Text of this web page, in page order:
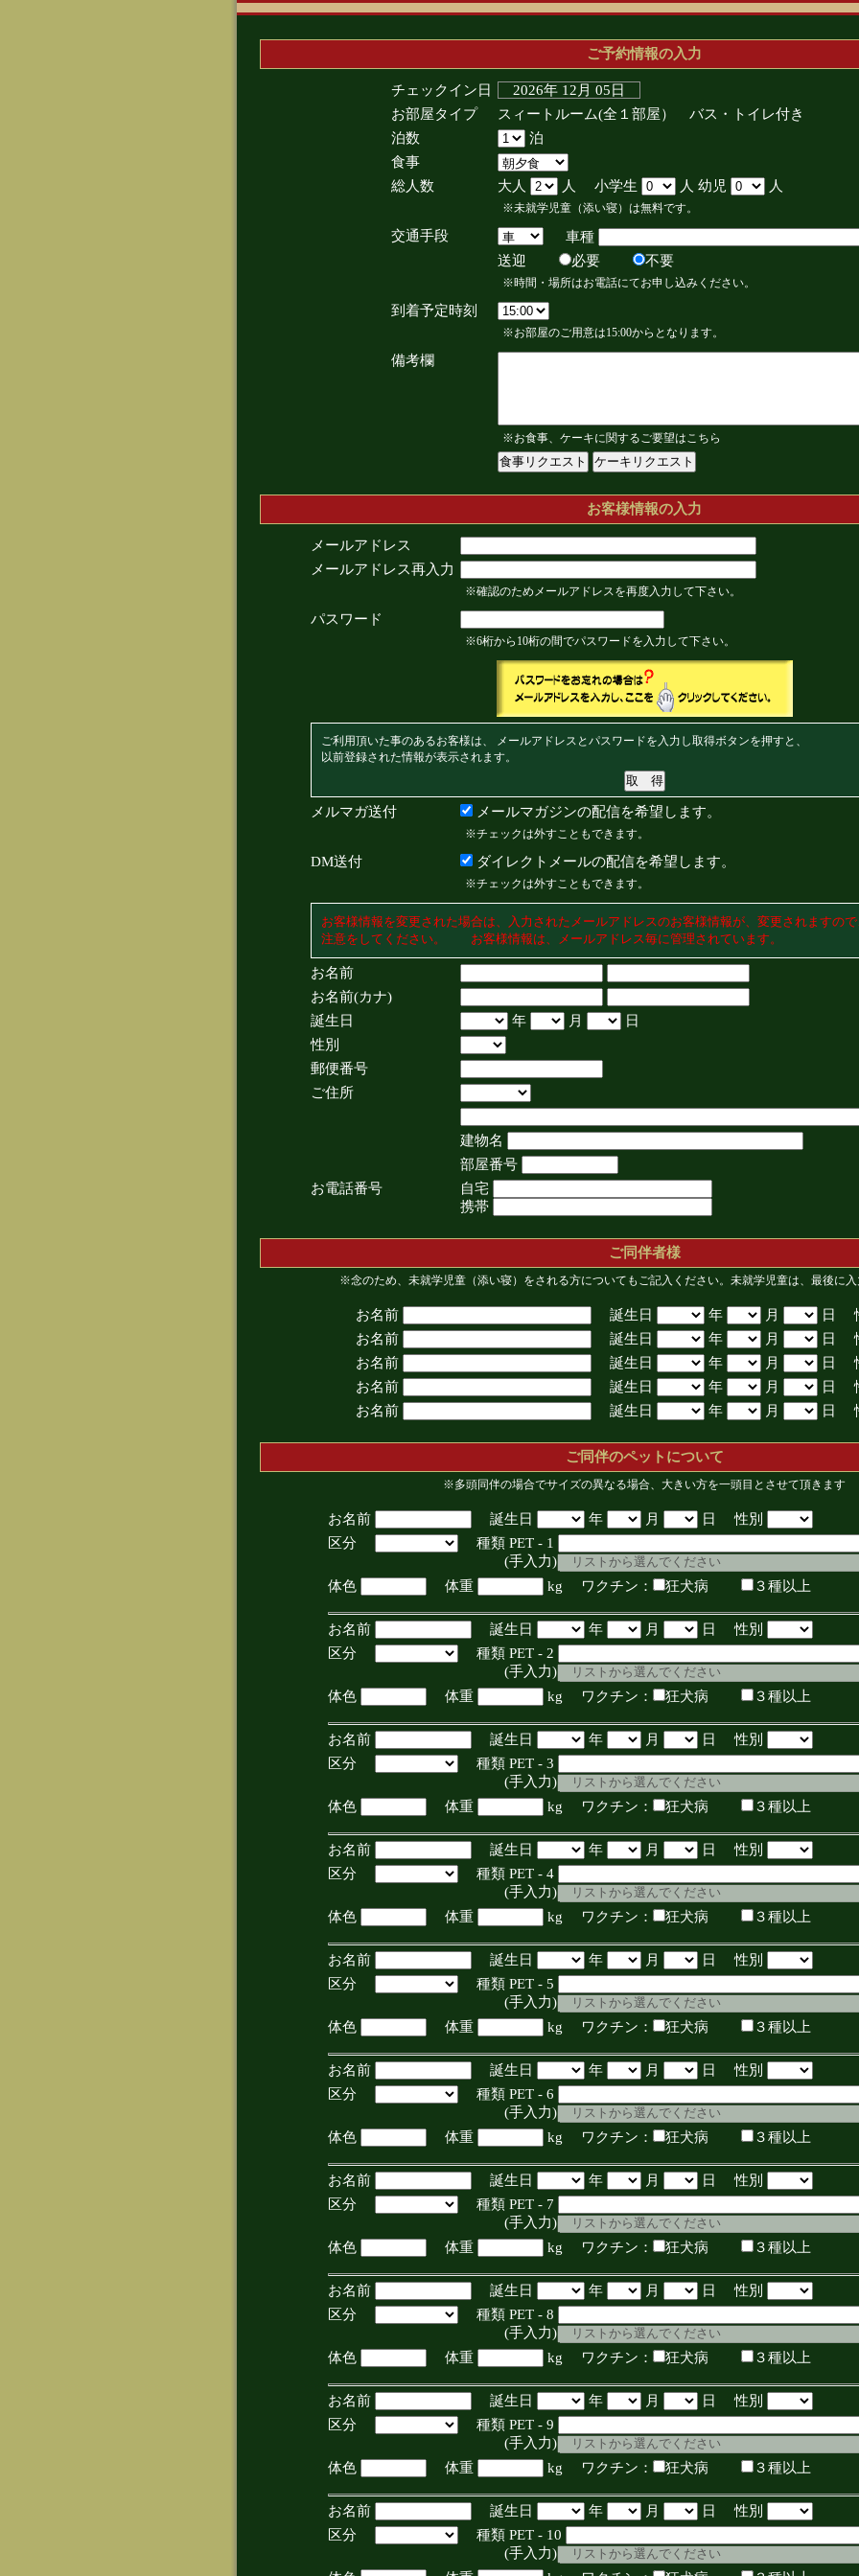
ご予約情報の入力
チェックイン日
2026年 12月 05日
お部屋タイプ
スィートルーム(全１部屋） バス・トイレ付き
泊数
泊
食事
総人数
大人 人 小学生 人 幼児 人
※未就学児童（添い寝）は無料です。
交通手段
車種
送迎
必要 不要
※時間・場所はお電話にてお申し込みください。
到着予定時刻
※お部屋のご用意は15:00からとなります。
備考欄
※お食事、ケーキに関するご要望はこちら
お客様情報の入力
メールアドレス
メールアドレス再入力
※確認のためメールアドレスを再度入力して下さい。
パスワード
※6桁から10桁の間でパスワードを入力して下さい。
ご利用頂いた事のあるお客様は、 メールアドレスとパスワードを入力し取得ボタンを押すと、
以前登録された情報が表示されます。
メルマガ送付 メールマガジンの配信を希望します。
※チェックは外すこともできます。
DM送付 ダイレクトメールの配信を希望します。
※チェックは外すこともできます。
お客様情報を変更された場合は、入力されたメールアドレスのお客様情報が、変更されますので
注意をしてください。 お客様情報は、メールアドレス毎に管理されています。
お名前
お名前(カナ)
誕生日
年 月
日
性別
郵便番号
ご住所
建物名
部屋番号
お電話番号
自宅
携帯
ご同伴者様
※念のため、未就学児童（添い寝）をされる方についてもご記入ください。未就学児童は、最後に入
お名前 誕生日 年 月
日
お名前
誕生日 年 月
日
お名前
誕生日 年 月
日
お名前
誕生日 年 月
日
お名前
誕生日 年 月 日
ご同伴のペットについて
※多頭同伴の場合でサイズの異なる場合、大きい方を一頭目とさせて頂きます
お名前 誕生日 年 月
日 性別
区分
種類 PET - 1
(手入力)
体色
体重 kg ワクチン： 狂犬病 ３種以上
お名前 誕生日 年 月
日 性別
区分
種類 PET - 2
(手入力)
体色
体重 kg ワクチン： 狂犬病 ３種以上
お名前 誕生日 年 月
日 性別
区分
種類 PET - 3
(手入力)
体色
体重 kg ワクチン： 狂犬病 ３種以上
お名前 誕生日 年 月
日 性別
区分
種類 PET - 4
(手入力)
体色
体重 kg ワクチン： 狂犬病 ３種以上
お名前 誕生日 年 月
日 性別
区分
種類 PET - 5
(手入力)
体色
体重 kg ワクチン： 狂犬病 ３種以上
お名前 誕生日 年 月
日 性別
区分
種類 PET - 6
(手入力)
体色
体重 kg ワクチン： 狂犬病 ３種以上
お名前 誕生日 年 月
日 性別
区分
種類 PET - 7
(手入力)
体色
体重 kg ワクチン： 狂犬病 ３種以上
お名前 誕生日 年 月
日 性別
区分
種類 PET - 8
(手入力)
体色
体重 kg ワクチン： 狂犬病 ３種以上
お名前 誕生日 年 月
日 性別
区分
種類 PET - 9
(手入力)
体色
体重 kg ワクチン： 狂犬病 ３種以上
お名前 誕生日 年 月
日 性別
区分
種類 PET - 10
(手入力)